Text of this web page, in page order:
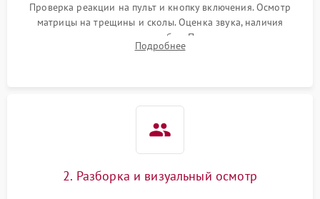
Проверка реакции на пульт и кнопку включения. Осмотр
матрицы на трещины и сколы. Оценка звука, наличия
подсветки и индикаторов ошибок. Подключение тестовых
источников сигнала для выявления симптомов поломки.
Подробнее
2. Разборка и визуальный осмотр